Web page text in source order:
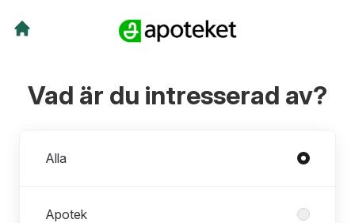
Vad är du intresserad av?
Alla
Apotek